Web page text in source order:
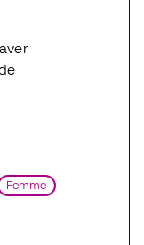
Femme